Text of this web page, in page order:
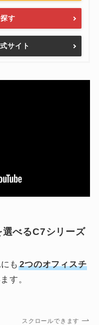
す
サイト
べるC7シリーズ
も2つのオフィスチ
す。
スクロールできます